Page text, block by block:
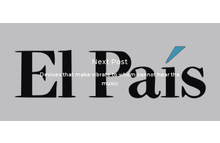
Next Post
Devices that make vibrate to whom cannot hear the
music